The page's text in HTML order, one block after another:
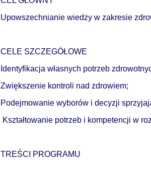
Upowszechnianie wiedzy w zakresie
CELE SZCZEGÓŁOWE
Identyfikacja własnych potrzeb
Zwiększenie kontroli nad zdrowiem;
Podejmowanie wyborów i decyzji
Kształtowanie potrzeb i kompetencji w
TREŚCI PROGRAMU